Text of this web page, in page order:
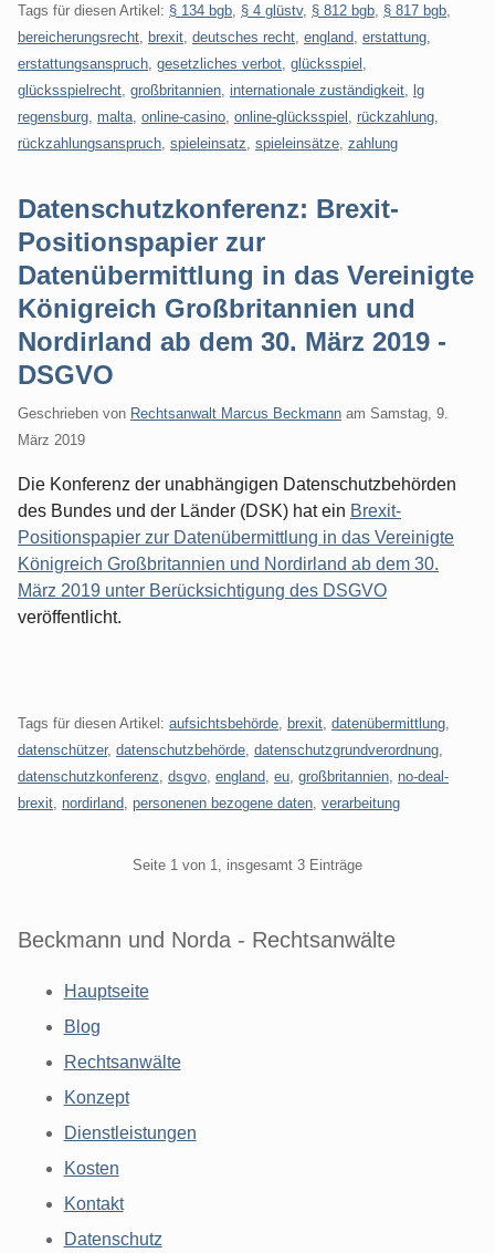
Tags für diesen Artikel: § 134 bgb § 4 glüstv, § 812 bgb § 817 bgb
bereicherungsrecht
brexit deutsches recht england erstattung
erstattungsanspruch gesetzliches verbot glücksspiel
glücksspielrecht großbritannien internationale zuständigkeit
lg
regensburg malta online-casino online-glücksspiel rückzahlung
rückzahlungsanspruch spieleinsatz spieleinsätze zahlung
Datenschutzkonferenz: Brexit-
Positionspapier zur
Datenübermittlung in das Vereinigte
Königreich Großbritannien und
Nordirland ab dem 30. März 2019 -
DSGVO
Geschrieben von Rechtsanwalt Marcus Beckmann am Samstag, 9.
März 2019
Die Konferenz der unabhängigen Datenschutzbehörden
des Bundes und der Länder (DSK) hat ein Brexit-
Positionspapier zur Datenübermittlung in das Vereinigte
Königreich Großbritannien und Nordirland ab dem 30.
März 2019 unter Berücksichtigung des DSGVO
veröffentlicht.
Tags für diesen Artikel: aufsichtsbehörde brexit datenübermittlung
datenschützer, datenschutzbehörde datenschutzgrundverordnung
datenschutzkonferenz dsgvo england eu großbritannien no-deal-
brexit nordirland personenen bezogene daten verarbeitung
Seite 1 von 1, insgesamt 3 Einträge
Beckmann und Norda - Rechtsanwälte
Hauptseite
Blog
Rechtsanwälte
Konzept
Dienstleistungen
Kosten
Kontakt
Datenschutz